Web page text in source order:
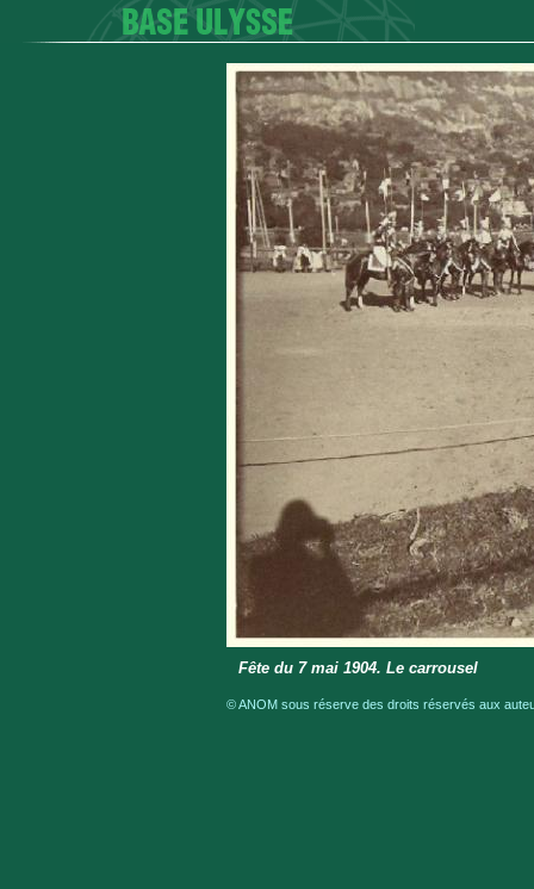
Fête du 7 mai 1904. Le carrousel
© ANOM sous réserve des droits réservés aux